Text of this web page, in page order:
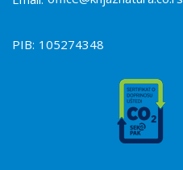
PIB: 105274348